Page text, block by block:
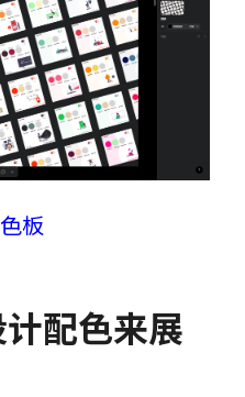
板
配色来展